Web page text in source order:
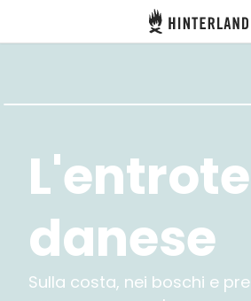
Hinterland
Accedi
Diventare Host
danese
Sulla costa, nei boschi e